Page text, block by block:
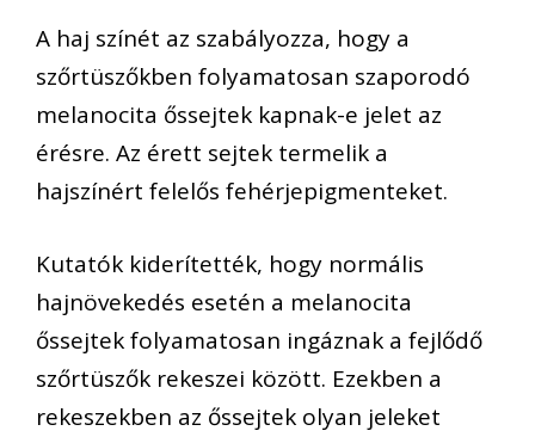
A haj színét az szabályozza, hogy a
szőrtüszőkben folyamatosan szaporodó
melanocita őssejtek kapnak-e jelet az
érésre. Az érett sejtek termelik a
hajszínért felelős fehérjepigmenteket.
Kutatók kiderítették, hogy normális
hajnövekedés esetén a melanocita
őssejtek folyamatosan ingáznak a fejlődő
szőrtüszők rekeszei között. Ezekben a
rekeszekben az őssejtek olyan jeleket